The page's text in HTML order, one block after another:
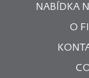
NABÍDKA
O